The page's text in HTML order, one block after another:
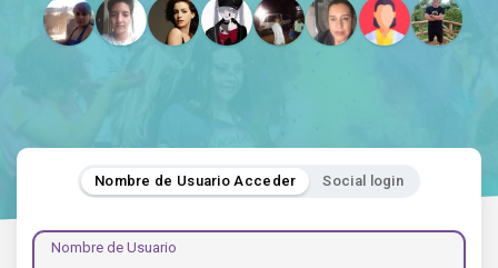
Nombre de Usuario Acceder Social login
Nombre de Usuario